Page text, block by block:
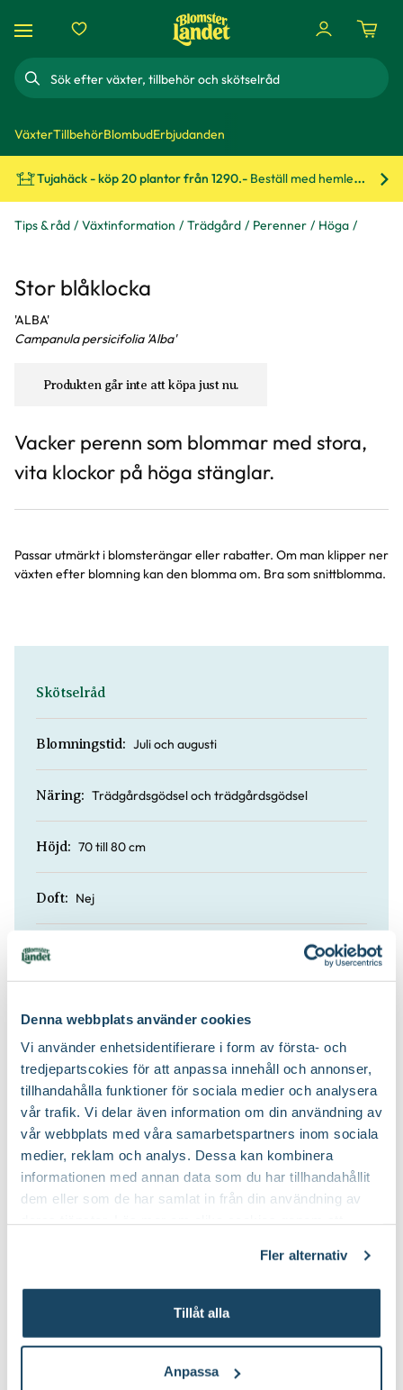
Denna webbplats använder cookies
Vi använder enhetsidentifierare i form av första- och
tredjepartscokies för att anpassa innehåll och annonser,
tillhandahålla funktioner för sociala medier och analysera
vår trafik. Vi delar även information om din användning av
vår webbplats med våra samarbetspartners inom sociala
medier, reklam och analys. Dessa kan kombinera
informationen med annan data som du har tillhandahållit
dem eller som de har samlat in från din användning av
Fler alternativ
Tillåt alla
Anpassa
Sök
VäxterTillbehörBlombudErbjudanden
Tujahäck - köp 20 plantor från 1290.- Beställ med hemleverans!
Tips & råd Växtinformation Trädgård Perenner Höga
Stor blåklocka
'ALBA'
Campanula persicifolia 'Alba'
Produkten går inte att köpa just nu.
Vacker perenn som blommar med stora,
vita klockor på höga stänglar.
Passar utmärkt i blomsterängar eller rabatter. Om man klipper ner
växten efter blomning kan den blomma om. Bra som snittblomma.
Skötselråd
Blomningstid: Juli och augusti
Näring: Trädgårdsgödsel och trädgårdsgödsel
Höjd: 70 till 80 cm
Doft: Nej
Vintergrön:
Växtsätt: Upprätt
Beskärningstid:
Beskärningssätt:
Beskär ner till ca 10-15 cm över
marknivå